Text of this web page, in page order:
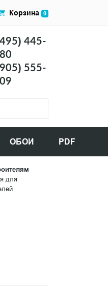
445-
555-
ОБОИ PDF
Корзина 0
для